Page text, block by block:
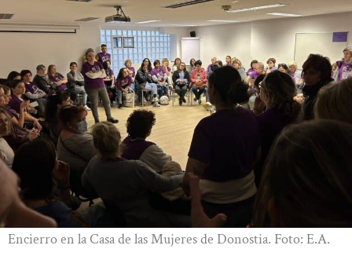
Encierro en la Casa de las Mujeres de Donostia. Foto: E.A.